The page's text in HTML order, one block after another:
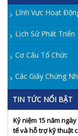
Lĩnh Vực Hoạt
Lịch Sử Phát Triển
Cơ Cấu Tổ Chức
Các Giấy Chứng
TIN TỨC NỔI BẬT
Kỷ niệm 15 năm
tế và hỗ trợ kỹ thuật